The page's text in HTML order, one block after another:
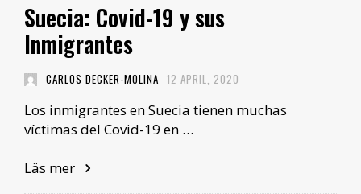
Suecia: Covid-19 y sus
Inmigrantes
CARLOS DECKER-MOLINA 12 APRIL, 2020
Los inmigrantes en Suecia tienen muchas
víctimas del Covid-19 en …
Läs mer